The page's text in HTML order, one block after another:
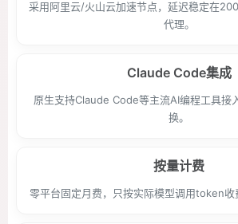
采用阿里云/火山云加速节点，延迟稳定在
代理。
Claude Code集成
原生支持Claude Code等主流AI编程工具接
换。
按量计费
零平台固定月费，只按实际模型调用token收